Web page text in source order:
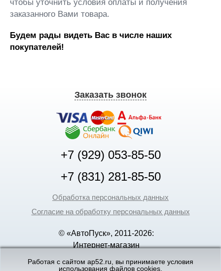
чтобы уточнить условия оплаты и получения
заказанного Вами товара.
Будем рады видеть Вас в числе наших
покупателей!
Заказать звонок
+7 (929) 053-85-50
+7 (831) 281-85-50
Обработка персональных данных
Согласие на обработку персональных данных
© «АвтоПуск», 2011-2026:
Интернет-магазин
Новгороде
Работая с сайтом ap52.ru, вы принимаете условия
использования файлов cookies.